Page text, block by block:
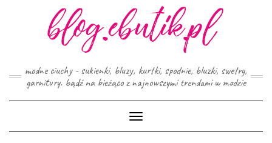
modne ciuchy - sukienki, bluzy, kurtki, spodnie, bluzki, swetry,
garnitury. bądź na bieżąco z najnowszymi trendami w modzie
Toggle
Navigation